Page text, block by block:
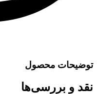
توضیحات محصول
نقد و بررسی‌ها